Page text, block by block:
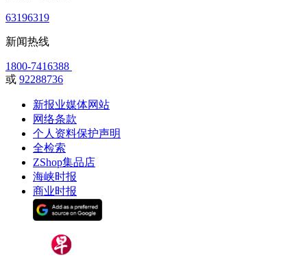
63196319
新闻热线
1800-7416388
或 92288736
新报业媒体网站
网络条款
个人资料保护声明
全检索
ZShop集品店
海峡时报
商业时报